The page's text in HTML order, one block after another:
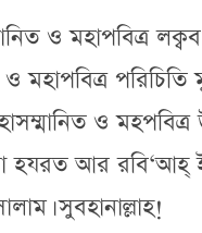
ও মহাপবিত্র
ও মহাপবিত্র
ও মহপবিত্র
হযরত আর রবি‘আহ্
সুবহানাল্লাহ!